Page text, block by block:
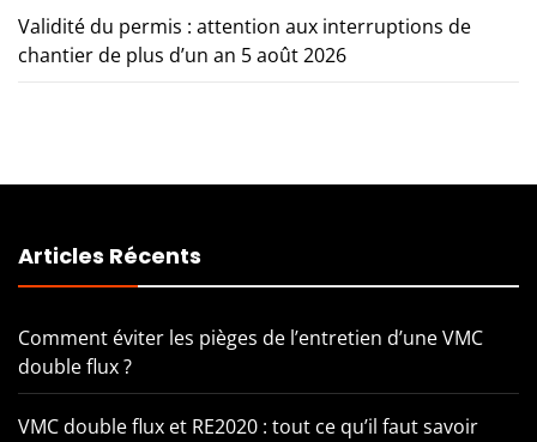
Validité du permis : attention aux interruptions de
chantier de plus d’un an 5 août 2026
Articles Récents
Comment éviter les pièges de l’entretien d’une VMC
double flux ?
VMC double flux et RE2020 : tout ce qu’il faut savoir